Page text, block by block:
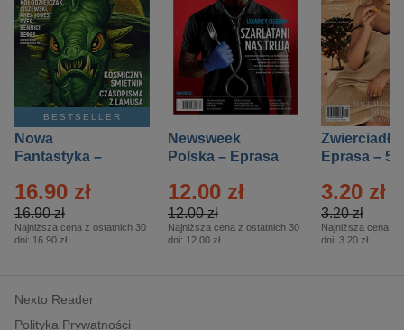
BESTSELLER
Nowa
Fantastyka –
16.90 zł
16.90 zł
Najniższa cena z ostatnich 30
dni: 16.90 zł
Newsweek
Polska – Eprasa
12.00 zł
12.00 zł
Najniższa cena z ostatnich 30
dni: 12.00 zł
Zwierciadło
Eprasa – 5/
3.20 zł
3.20 zł
Najniższa cena z
dni: 3.20 zł
Nexto Reader
Polityka Prywatności